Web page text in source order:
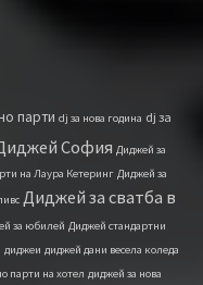
парти dj за нова година dj за
София Диджей за
на Лаура Кетеринг Диджей за
Диджей за сватба в
за юбилей Диджей стандартни
диджеи диджей дани весела коледа
парти на хотел диджей за нова